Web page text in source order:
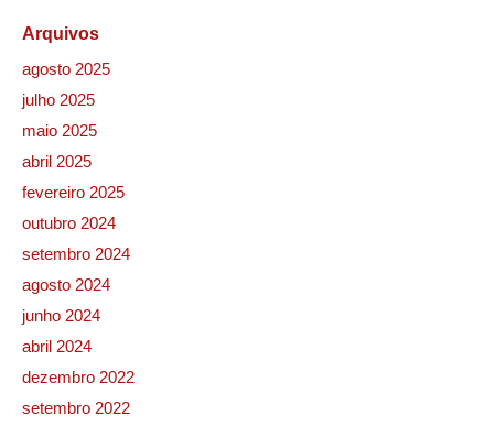
Arquivos
agosto 2025
julho 2025
maio 2025
abril 2025
fevereiro 2025
outubro 2024
setembro 2024
agosto 2024
junho 2024
abril 2024
dezembro 2022
setembro 2022